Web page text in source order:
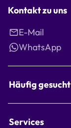
Kontakt zu uns
E-Mail
WhatsApp
Häufig gesucht
Services